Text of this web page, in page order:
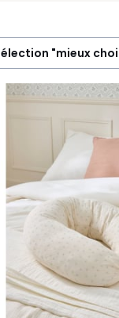
sélection "mieux